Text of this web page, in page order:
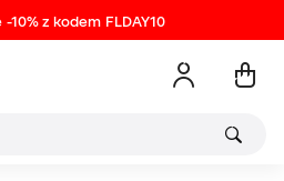
10% z kodem FLDAY10